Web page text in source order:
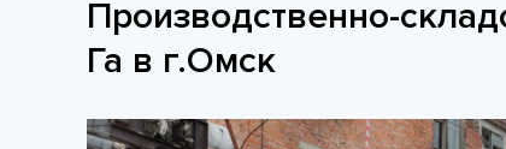
Производственно-
Га в г.Омск